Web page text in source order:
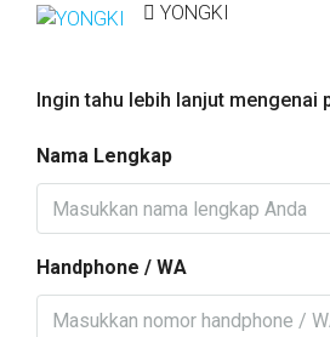
YONGKI
Ingin tahu lebih lanjut mengenai
Nama Lengkap
Handphone / WA